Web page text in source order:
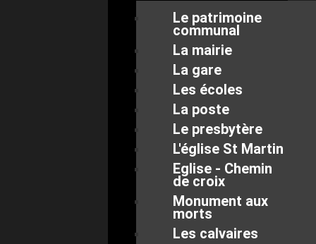
Le patrimoine
communal
La mairie
La gare
Les écoles
La poste
Le presbytère
L'église St Martin
Eglise - Chemin
de croix
Monument aux
morts
Les calvaires